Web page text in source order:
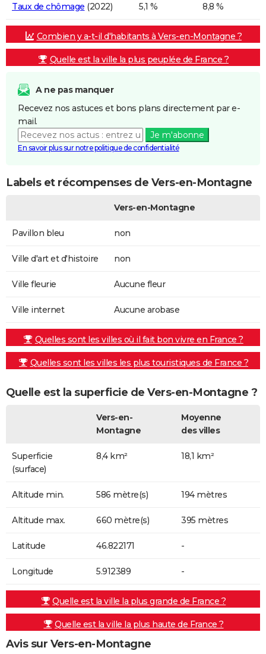
Taux de chômage (2022) 5,1 % 8,8 %
Combien y a-t-il d'habitants à Vers-en-Montagne ?
Quelle est la ville la plus peuplée de France ?
A ne pas manquer
Recevez nos astuces et bons plans directement par e-
mail.
Je m'abonne
En savoir plus sur notre politique de confidentialité
Labels et récompenses de Vers-en-Montagne
Vers-en-Montagne
Pavillon bleu non
Ville d'art et d'histoire non
Ville fleurie Aucune fleur
Ville internet Aucune arobase
Quelles sont les villes où il fait bon vivre en France ?
Quelles sont les villes les plus touristiques de France ?
Quelle est la superficie de Vers-en-Montagne ?
Vers-en-
Montagne
Moyenne
des villes
Superficie
(surface)
8,4 km² 18,1 km²
Altitude min. 586 mètre(s) 194 mètres
Altitude max. 660 mètre(s) 395 mètres
Latitude 46.822171 -
Longitude 5.912389 -
Quelle est la ville la plus grande de France ?
Quelle est la ville la plus haute de France ?
Avis sur Vers-en-Montagne